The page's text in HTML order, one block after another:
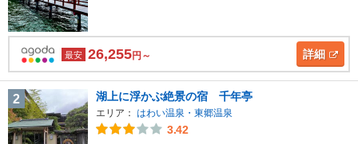
最安 26,255円～ 詳細
2 湖上に浮かぶ絶景の宿 千年亭
エリア： はわい温泉・東郷温泉
3.42